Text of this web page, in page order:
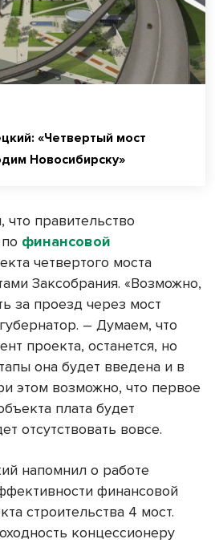
«Четвертый мост
Новосибирску»
что правительство
финансовой
четвертого моста
Заксобрания. «Возможно,
за проезд через мост
– Думаем, что
проекта, останется, но
она будет введена и в
этом возможно, что первое
плата будет
отсутствовать вовсе.
напомнил о работе
финансовой
строительства 4 мост.
концессионеру